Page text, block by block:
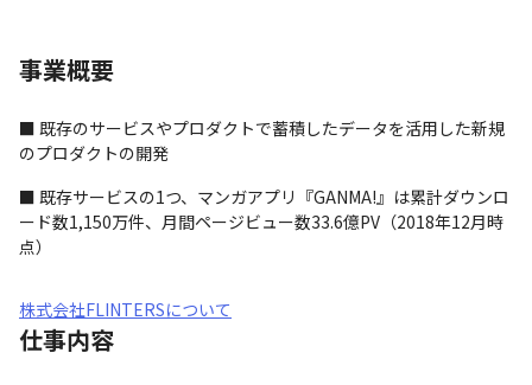
事業概要
■ 既存のサービスやプロダクトで蓄積したデータを活用した新規
のプロダクトの開発
■ 既存サービスの1つ、マンガアプリ『GANMA!』は累計ダウンロ
ード数1,150万件、月間ページビュー数33.6億PV（2018年12月時
点）
株式会社FLINTERSについて
仕事内容